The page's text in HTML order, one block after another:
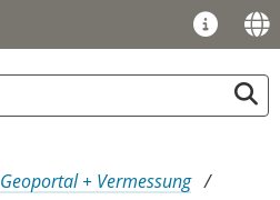
Geoportal + Vermessung